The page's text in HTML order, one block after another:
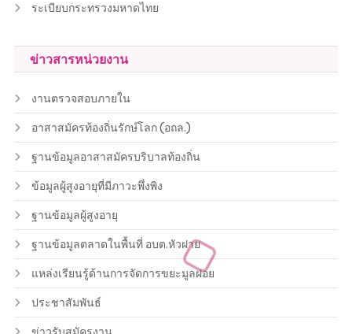
ระเบียบกระทรวงมหาดไทย
ข่าวสารหน่วยงาน
งานตรวจสอบภายใน
อาสาสมัครท้องถิ่นรักษ์โลก (อถล.)
ฐานข้อมูลอาสาสมัครบริบาลท้องถิ่น
ข้อมูลผู้สูงอายุที่มีภาวะพึ่งพิง
ฐานข้อมูลผู้สูงอายุ
ฐานข้อมูลตลาดในพื้นที่ อบต.หัวฝาย
แหล่งเรียนรู้ด้านการจัดการขยะมูลฝอย
ประชาสัมพันธ์